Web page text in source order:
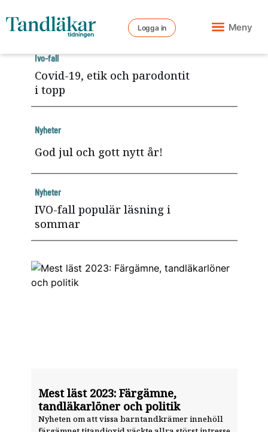
Logga in Meny
Mest läst 2023: Färgämne,
tandläkarlöner och politik
Nyheten om att vissa barntandkrämer innehöll
Covid-19, etik och parodontit
i topp
Ivo-fall
God jul och gott nytt år!
Nyheter
IVO-fall populär läsning i
sommar
Nyheter